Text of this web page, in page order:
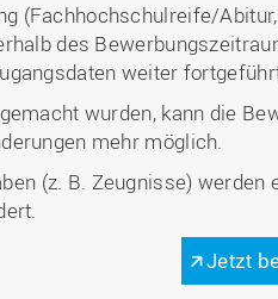
(Fachhochschulreife/
des
weiter
wurden, kann die
mehr möglich.
(z. B. Zeugnisse)
Jetzt